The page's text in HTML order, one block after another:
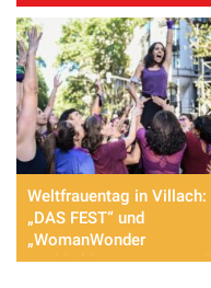
Weltfrauentag in Villach:
„DAS FEST“ und
„WomanWonder
Weiblichkeit – AWAKEN“